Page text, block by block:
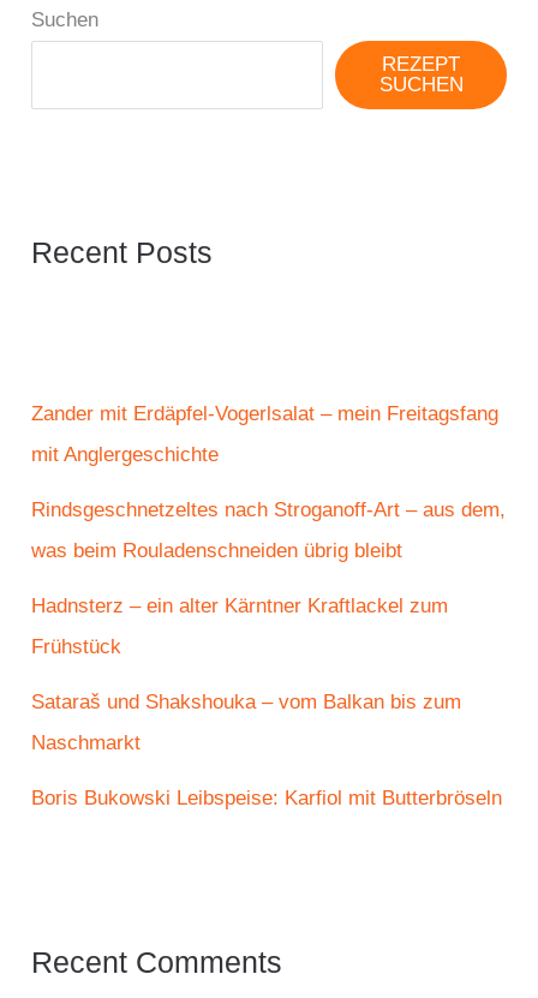
Suchen
REZEPT
SUCHEN
Recent Posts
Zander mit Erdäpfel-Vogerlsalat – mein Freitagsfang
mit Anglergeschichte
Rindsgeschnetzeltes nach Stroganoff-Art – aus dem,
was beim Rouladenschneiden übrig bleibt
Hadnsterz – ein alter Kärntner Kraftlackel zum
Frühstück
Sataraš und Shakshouka – vom Balkan bis zum
Naschmarkt
Boris Bukowski Leibspeise: Karfiol mit Butterbröseln
Recent Comments